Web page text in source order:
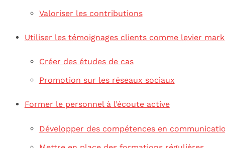
Valoriser les contributions
Utiliser les témoignages clients comme levier
Créer des études de cas
Promotion sur les réseaux sociaux
Former le personnel à l’écoute active
Développer des compétences en